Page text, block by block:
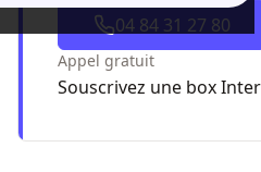
04 84 31 27 80
Appel gratuit
Souscrivez une box